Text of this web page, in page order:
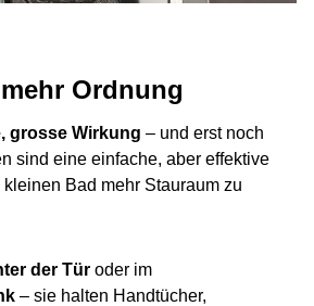
Ordnung
grosse Wirkung – und erst noch
sind eine einfache, aber effektive
Bad mehr Stauraum zu
der Tür oder im
– sie halten Handtücher,